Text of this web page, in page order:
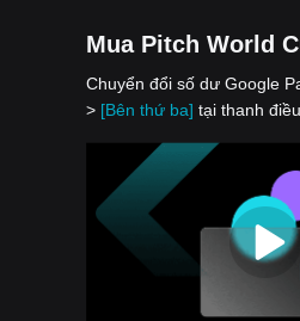
Mua Pitch World
Chuyển đổi số dư Google
> [Bên thứ ba] tại thanh